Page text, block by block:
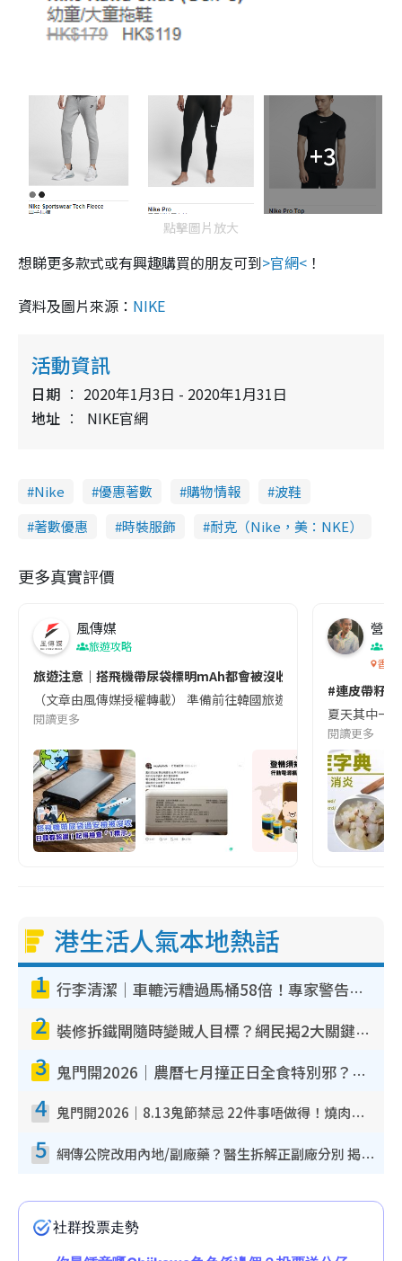
+3
點擊圖片放大
想睇更多款式或有興趣購買的朋友可到>官網< ！
資料及圖片來源： NIKE
活動資訊
日期
2020年1月3日 - 2020年1月31日
地址
NIKE官網
Nike 優惠著數 購物情報
波鞋
著數優惠
時裝服飾 耐克（Nike，美：NKE）
更多真實評價
風傳媒
旅遊攻略
旅遊注意｜搭飛機帶尿袋標明mAh都會被沒收😱出發前切記檢查
（文章由風傳媒授權轉載） 準備前往韓國旅遊的民眾，近期要
閱讀更多
營養
香港
#連皮帶籽
夏天其中一
閱讀更多
港生活人氣本地熱話
1 行李清潔｜車轆污糟過馬桶58倍！專家警告忌用酒精抹 教1招免污手除菌
2 裝修拆鐵閘隨時變賊人目標？網民揭2大關鍵用途：裝新式等於白裝？附新舊鐵閘分別
3 鬼門開2026｜農曆七月撞正日全食特別邪？專家警告切忌做一事！揭4大禁忌+2招保平安
4 鬼門開2026｜8.13鬼節禁忌 22件事唔做得！燒肉、刺身要少食？半夜勿吹口哨/打呢個電話
5 網傳公院改用內地/副廠藥？醫生拆解正副廠分別 揭4類人換藥隨時出事